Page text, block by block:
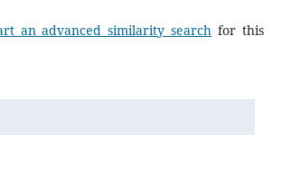
an advanced similarity search for this